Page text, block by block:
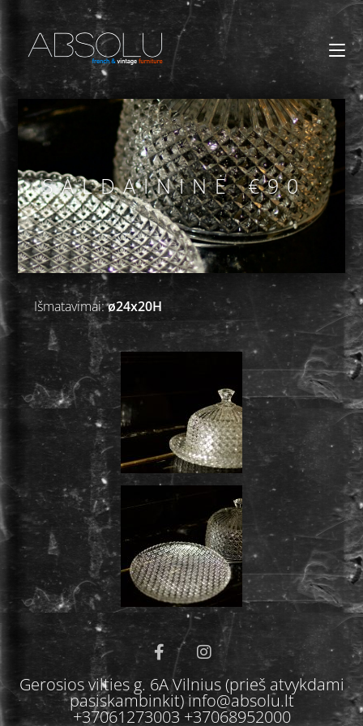
SALDAININĖ €90
Išmatavimai:ø24x20H
Gerosios vilties g. 6A Vilnius (prieš atvykdami
pasiskambinkit) info@absolu.lt
+37061273003 +37068952000